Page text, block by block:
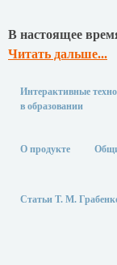
В настоящее
Читать дальше...
Интерактивные
в образовании
О продукте
Статьи Т. М.